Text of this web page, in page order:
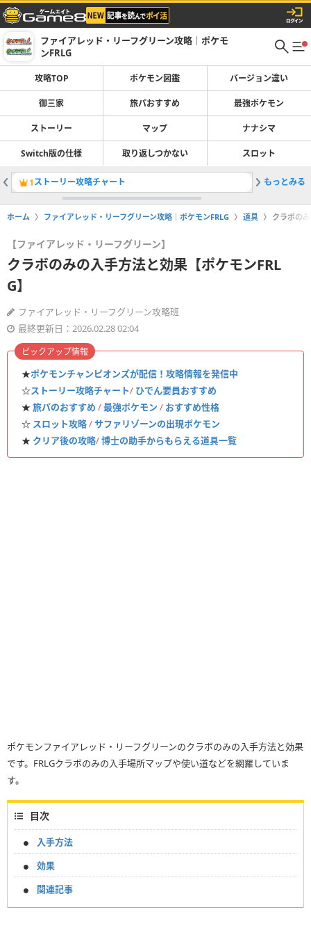
ファイアレッド・リーフグリーン攻略｜ポケモ
ンFRLG
攻略TOP ポケモン図鑑 バージョン違い
御三家 旅パおすすめ 最強ポケモン
ストーリー マップ ナナシマ
Switch版の仕様 取り返しつかない スロット
1ストーリー攻略チャート 2旅パの
もっとみる
ホーム ファイアレッド・リーフグリーン攻略｜ポケモンFRLG 道具 クラボの
【ファイアレッド・リーフグリーン】
クラボのみの入手方法と効果【ポケモンFRL
G】
ファイアレッド・リーフグリーン攻略班
最終更新日：2026.02.28 02:04
★ポケモンチャンピオンズが配信！攻略情報を発信中
☆ストーリー攻略チャート/ ひでん要員おすすめ
★旅パのおすすめ /最強ポケモン / おすすめ性格
☆ スロット攻略/サファリゾーンの出現ポケモン
★ クリア後の攻略/博士の助手からもらえる道具一覧
ピックアップ情報
ポケモンファイアレッド・リーフグリーンのクラボのみの入手方法と効果
です。FRLGクラボのみの入手場所マップや使い道などを網羅していま
す。
目次
入手方法
効果
関連記事